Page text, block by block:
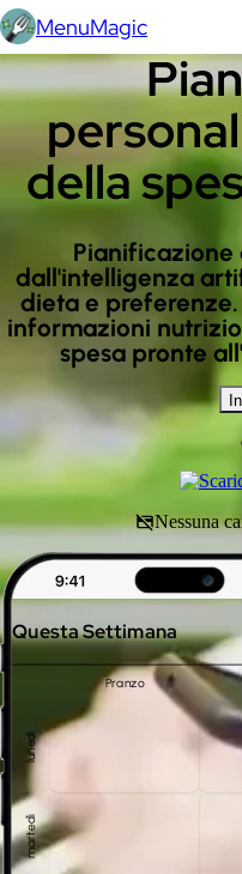
MenuMagic
della
dall'intelligenza
dieta e
informazioni
spesa pronte
Nessuna
Questa Settimana
Pranzo
lunedì
martedì